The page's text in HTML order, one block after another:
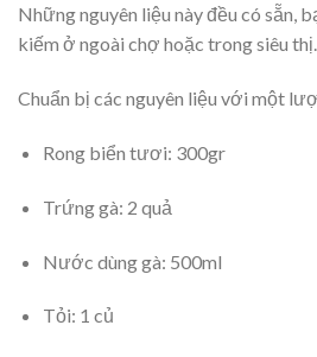
Những nguyên liệu này đều có sẵn,
kiếm ở ngoài chợ hoặc trong siêu thị.
Chuẩn bị các nguyên liệu với một
Rong biển tươi: 300gr
Trứng gà: 2 quả
Nước dùng gà: 500ml
Tỏi: 1 củ